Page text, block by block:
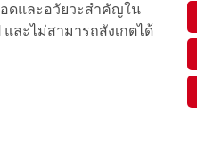
ดและอวัยวะสำคัญใน
ละไม่สามารถสังเกตได้